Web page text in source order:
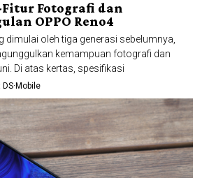
Fotografi dan
OPPO Reno4
dimulai oleh tiga generasi sebelumnya,
kemampuan fotografi dan
Di atas kertas, spesifikasi
DS· Mobile